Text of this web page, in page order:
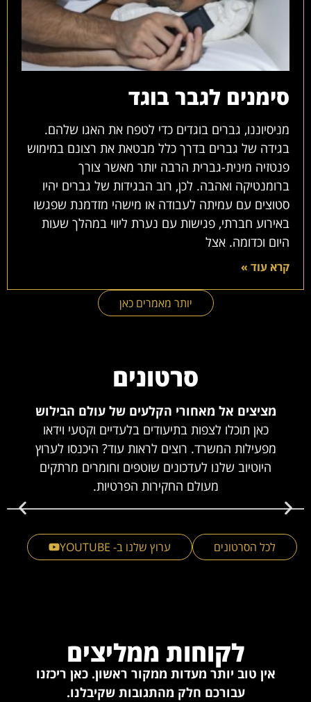
סימנים לגבר בוגד
מניסיוננו, גברים בוגדים כדי לטפח את האגו שלהם.
בגידה של גברים בדרך כלל מבטאת את רצונם במימוש
פנטזיה מינית-גברית הרבה יותר מאשר צורך
ברומנטיקה ואהבה. לכן, רוב הבגידות של גברים יהיו
סטוצים עם עמיתה לעבודה או מישהי מזדמנת שפגשו
באירוע חברתי, פגישות עם נערת ליווי במהלך שעות
היום וכדומה. אצל
קרא עוד »
יותר מאמרים כאן
סרטונים
מציצים אל מאחורי הקלעים של עולם הבילוש
כאן תוכלו לצפות בתיעודים בלעדיים וקטעי וידאו
מפעילות המשרד. רוצים לראות עוד? היכנסו לערוץ
היוטיוב שלנו לעדכונים שוטפים וחומרים מרתקים
מעולם החקירות הפרטיות.
לכל הסרטונים ערוץ שלנו ב- YOUTUBE
לקוחות ממליצים
אין טוב יותר מעדות ממקור ראשון. כאן ריכזנו
עבורכם חלק מהתגובות שקיבלנו.